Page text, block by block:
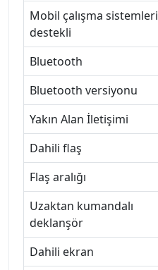
Mobil çalışma sistemleri
destekli
Bluetooth
Bluetooth versiyonu
Yakın Alan İletişimi
Dahili flaş
Flaş aralığı
Uzaktan kumandalı
deklanşör
Dahili ekran